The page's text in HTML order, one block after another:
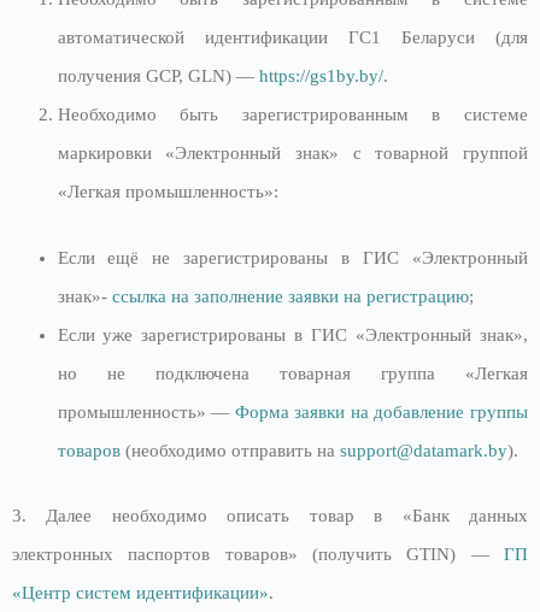
автоматической идентификации ГС1 Беларуси (для
получения GCP, GLN) — https://gs1by.by/.
Необходимо быть зарегистрированным в системе
маркировки «Электронный знак» с товарной группой
«Легкая промышленность»:
Если ещё не зарегистрированы в ГИС «Электронный
знак»- ссылка на заполнение заявки на регистрацию;
Если уже зарегистрированы в ГИС «Электронный знак»,
но не подключена товарная группа «Легкая
промышленность» — Форма заявки на добавление группы
товаров(необходимо отправить на support@datamark.by).
3. Далее необходимо описать товар в «Банк данных
электронных паспортов товаров» (получить GTIN) — ГП
«Центр систем идентификации».